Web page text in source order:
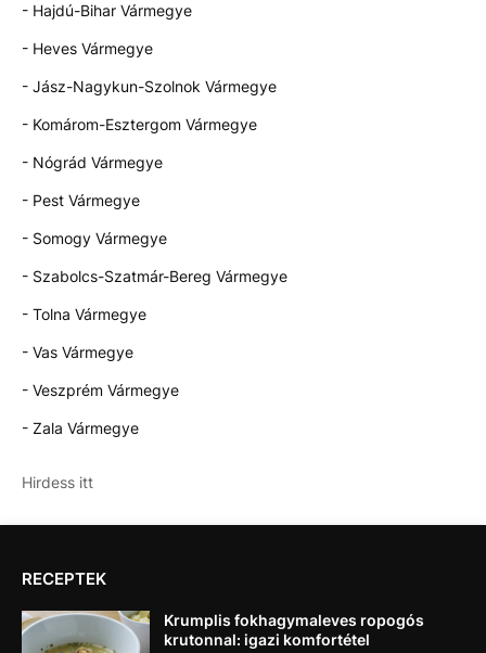
- Hajdú-Bihar Vármegye
- Heves Vármegye
- Jász-Nagykun-Szolnok Vármegye
- Komárom-Esztergom Vármegye
- Nógrád Vármegye
- Pest Vármegye
- Somogy Vármegye
- Szabolcs-Szatmár-Bereg Vármegye
- Tolna Vármegye
- Vas Vármegye
- Veszprém Vármegye
- Zala Vármegye
Hirdess itt
RECEPTEK
Krumplis fokhagymaleves ropogós
krutonnal: igazi komfortétel